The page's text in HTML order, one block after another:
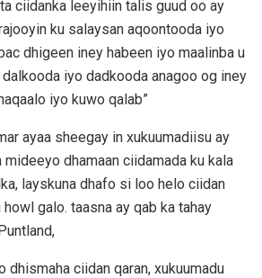
ciidanka leeyihiin talis guud oo ay
ku salaysan aqoontooda iyo
dhigeen iney habeen iyo maalinba u
iyo dadkooda anagoo og iney
iyo kuwo qalab”
ayaa sheegay in xukuumadiisu ay
dhamaan ciidamada ku kala
layskuna dhafo si loo helo ciidan
howl galo. taasna ay qab ka tahay
dhismaha ciidan qaran, xukuumadu